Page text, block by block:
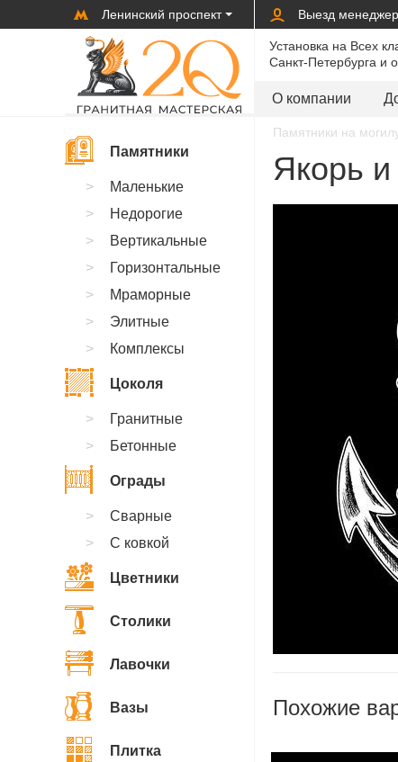
Ленинский проспект Выезд
Установка на Всех
Санкт-Петербурга и
О компании
Памятники на
Якорь
Похожие
Памятники
Маленькие
Недорогие
Вертикальные
Горизонтальные
Мраморные
Элитные
Комплексы
Цоколя
Гранитные
Бетонные
Ограды
Сварные
С ковкой
Цветники
Столики
Лавочки
Вазы
Плитка